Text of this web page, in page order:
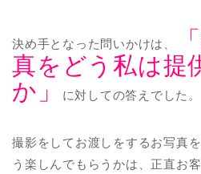
決め手となった問いかけは、
真をどう私は提
か」
に対しての答えでした。
撮影をしてお渡しをするお写真
う楽しんでもらうかは、正直お客